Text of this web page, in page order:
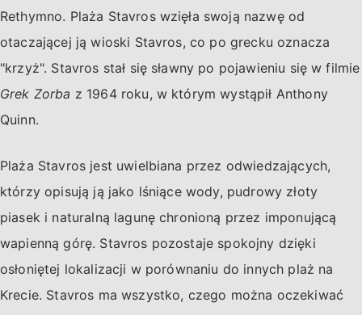
Rethymno. Plaża Stavros wzięła swoją nazwę od
otaczającej ją wioski Stavros, co po grecku oznacza
"krzyż". Stavros stał się sławny po pojawieniu się w filmie
Grek Zorba z 1964 roku, w którym wystąpił Anthony
Quinn.
Plaża Stavros jest uwielbiana przez odwiedzających,
którzy opisują ją jako lśniące wody, pudrowy złoty
piasek i naturalną lagunę chronioną przez imponującą
wapienną górę. Stavros pozostaje spokojny dzięki
osłoniętej lokalizacji w porównaniu do innych plaż na
Krecie. Stavros ma wszystko, czego można oczekiwać